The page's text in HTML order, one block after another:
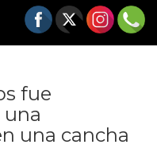
fue
una cancha